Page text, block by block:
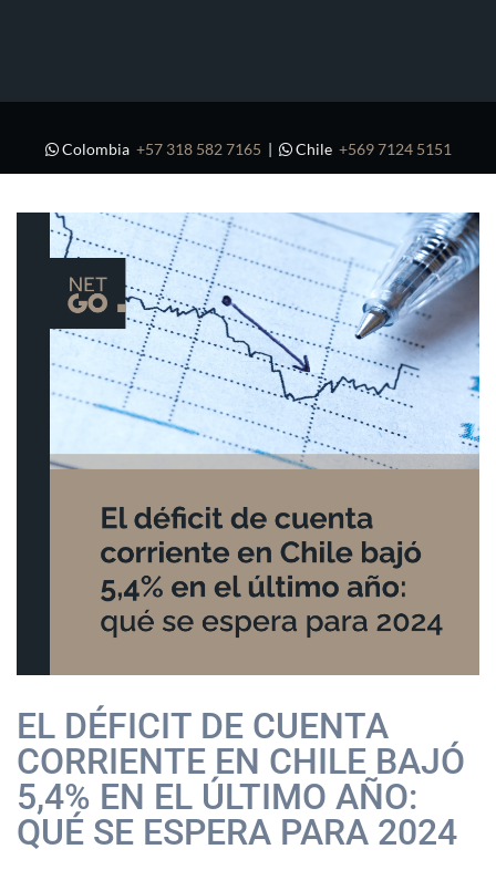
Colombia +57 318 582 7165 | Chile +569 7124 5151
EL DÉFICIT DE CUENTA
CORRIENTE EN CHILE BAJÓ
5,4% EN EL ÚLTIMO AÑO:
QUÉ SE ESPERA PARA 2024